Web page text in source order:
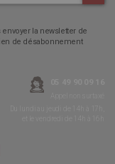
la newsletter de
de désabonnement